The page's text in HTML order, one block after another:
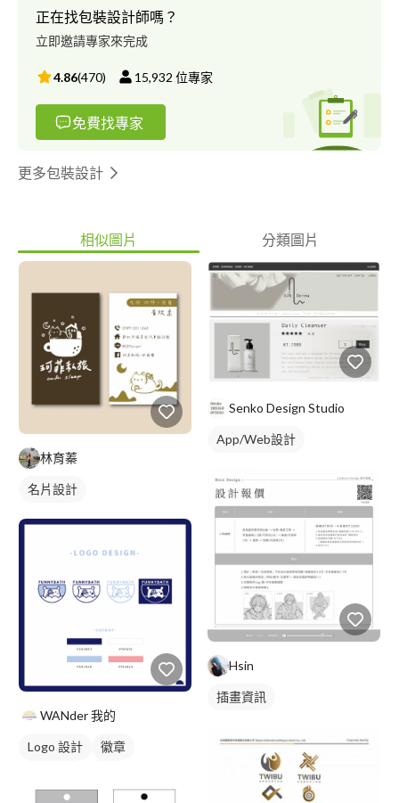
正在找包裝設計師嗎？
立即邀請專家來完成
4.86(470) 15,932 位專家
免費找專家
更多包裝設計
相似圖片 分類圖片
林育蓁
名片設計
WANder 我的
Logo 設計
徽章
Senko Design Studio
App/Web設計
Hsin
插畫資訊